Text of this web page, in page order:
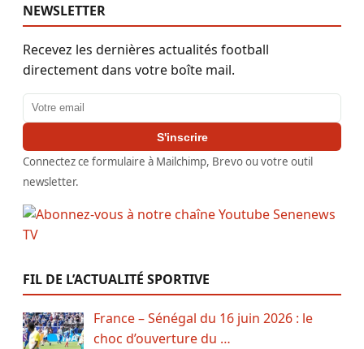
NEWSLETTER
Recevez les dernières actualités football
directement dans votre boîte mail.
Adresse email
S'inscrire
Connectez ce formulaire à Mailchimp, Brevo ou votre outil
newsletter.
FIL DE L’ACTUALITÉ SPORTIVE
France – Sénégal du 16 juin 2026 : le
choc d’ouverture du …